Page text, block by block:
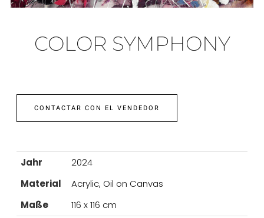
COLOR SYMPHONY
CONTACTAR CON EL VENDEDOR
Jahr
2024
Material
Acrylic, Oil on Canvas
Maße
116 x 116 cm